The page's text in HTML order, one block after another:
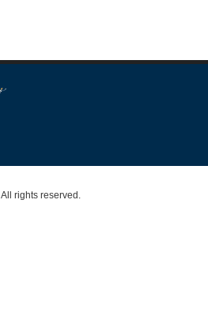
All rights reserved.